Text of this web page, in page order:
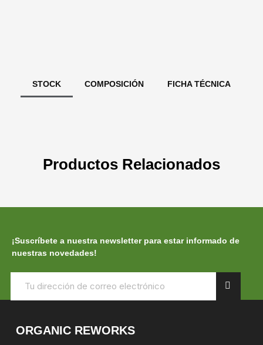
STOCK COMPOSICIÓN FICHA TÉCNICA
Productos Relacionados
¡Suscríbete a nuestra newsletter para estar informado de
nuestras novedades!
ORGANIC REWORKS